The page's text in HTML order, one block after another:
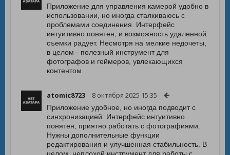
Приложение для управления камерой удобно в
использовании, но иногда сталкиваюсь с
проблемами соединения. Интерфейс
интуитивно понятен, и возможность удаленной
съемки радует. Несмотря на мелкие недочеты,
в целом - полезный инструмент для
фотографов и геймеров, увлекающихся
контентом.
atomic8723 8 октября 2025 15:35
Приложение удобное, но иногда подводит с
синхронизацией. Интерфейс интуитивно
понятен, приятно работать с фотографиями.
Нужны дополнительные функции
редактирования и улучшенная стабильность. В